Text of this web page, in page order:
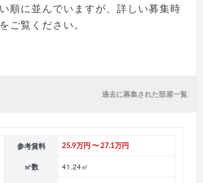
順に並んでいますが、詳しい募集時
ご覧ください。
過去に募集された部屋一覧
参考賃料 25.9万円 〜 27.1万円
㎡数 41.24㎡